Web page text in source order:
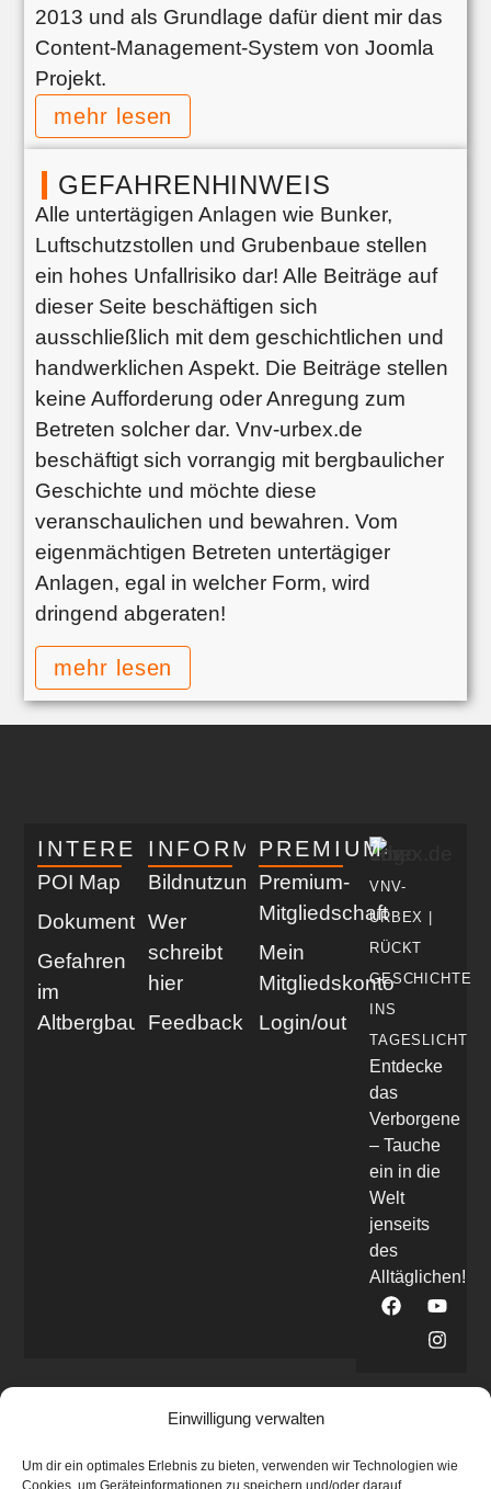
Einwilligung verwalten
Um dir ein optimales Erlebnis zu bieten, verwenden wir Technologien wie
Cookies, um Geräteinformationen zu speichern und/oder darauf
2013 und als Grundlage dafür dient mir das
Content-Management-System von Joomla
Projekt.
mehr lesen
GEFAHRENHINWEIS
Alle untertägigen Anlagen wie Bunker,
Luftschutzstollen und Grubenbaue stellen
ein hohes Unfallrisiko dar! Alle Beiträge auf
dieser Seite beschäftigen sich
ausschließlich mit dem geschichtlichen und
handwerklichen Aspekt. Die Beiträge stellen
keine Aufforderung oder Anregung zum
Betreten solcher dar. Vnv-urbex.de
beschäftigt sich vorrangig mit bergbaulicher
Geschichte und möchte diese
veranschaulichen und bewahren. Vom
eigenmächtigen Betreten untertägiger
Anlagen, egal in welcher Form, wird
dringend abgeraten!
mehr lesen
VNV-
URBEX |
RÜCKT
GESCHICHTE
INS
TAGESLICHT
Entdecke
das
Verborgene
– Tauche
ein in die
Welt
jenseits
des
Alltäglichen!
INTERESSANT
POI Map
Dokumentationen
Gefahren
im
Altbergbau
INFORMATIV
Bildnutzung
Wer
schreibt
hier
Feedback
PREMIUM
Premium-
Mitgliedschaft
Mein
Mitgliedskonto
Login/out